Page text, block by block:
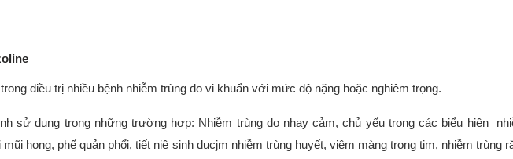
điều trị nhiều bệnh nhiễm trùng do vi khuẩn với mức độ nặng hoặc nghiêm trọng.
sử dụng trong những trường hợp: Nhiễm trùng do nhạy cảm, chủ yếu trong các biểu hiện
họng, phế quản phổi, tiết niệ sinh ducjm nhiễm trùng huyết, viêm màng trong tim, nhiễm trùng